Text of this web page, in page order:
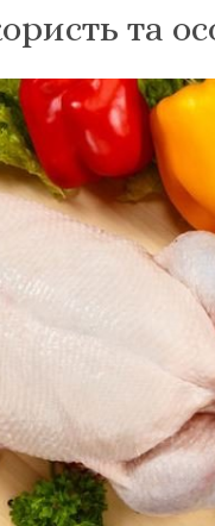
та